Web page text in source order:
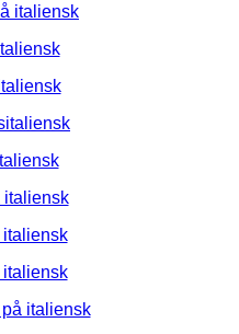
italiensk
italiensk
italiensk
italiensk